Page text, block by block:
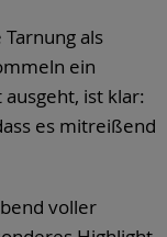
als
ein
ist klar:
es mitreißend
voller